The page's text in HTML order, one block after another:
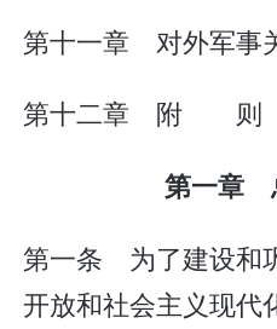
第十一章 对外军事
第十二章 附 则
第一
第一条 为了建设和
开放和社会主义现代